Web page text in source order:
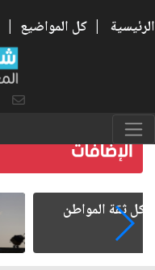
الرئيسية | كل المواضيع |
صمت الطريق